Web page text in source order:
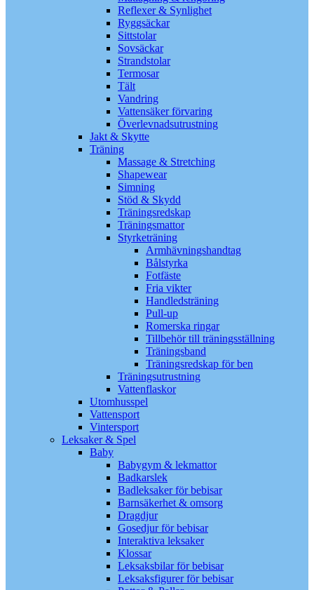
Reflexer & Synlighet
Ryggsäckar
Sittstolar
Sovsäckar
Strandstolar
Termosar
Tält
Vandring
Vattensäker förvaring
Överlevnadsutrustning
Jakt & Skytte
Träning
Massage & Stretching
Shapewear
Simning
Stöd & Skydd
Träningsredskap
Träningsmattor
Styrketräning
Armhävningshandtag
Bålstyrka
Fotfäste
Fria vikter
Handledsträning
Pull-up
Romerska ringar
Tillbehör till träningsställning
Träningsband
Träningsredskap för ben
Träningsutrustning
Vattenflaskor
Utomhusspel
Vattensport
Vintersport
Leksaker & Spel
Baby
Babygym & lekmattor
Badkarslek
Badleksaker för bebisar
Barnsäkerhet & omsorg
Dragdjur
Gosedjur för bebisar
Interaktiva leksaker
Klossar
Leksaksbilar för bebisar
Leksaksfigurer för bebisar